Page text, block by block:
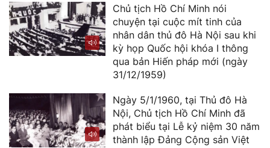
Chủ tịch Hồ Chí Minh nói
chuyện tại cuộc mít tinh của
nhân dân thủ đô Hà Nội sau khi
kỳ họp Quốc hội khóa I thông
qua bản Hiến pháp mới (ngày
31/12/1959)
Ngày 5/1/1960, tại Thủ đô Hà
Nội, Chủ tịch Hồ Chí Minh đã
phát biểu tại Lễ kỷ niệm 30 năm
thành lập Đảng Cộng sản Việt